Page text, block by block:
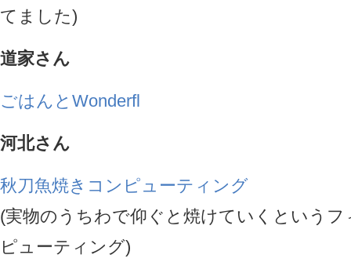
てました)
道家さん
ごはんとWonderfl
河北さん
秋刀魚焼きコンピューティング
(実物のうちわで仰ぐと焼けていくという
ピューティング)